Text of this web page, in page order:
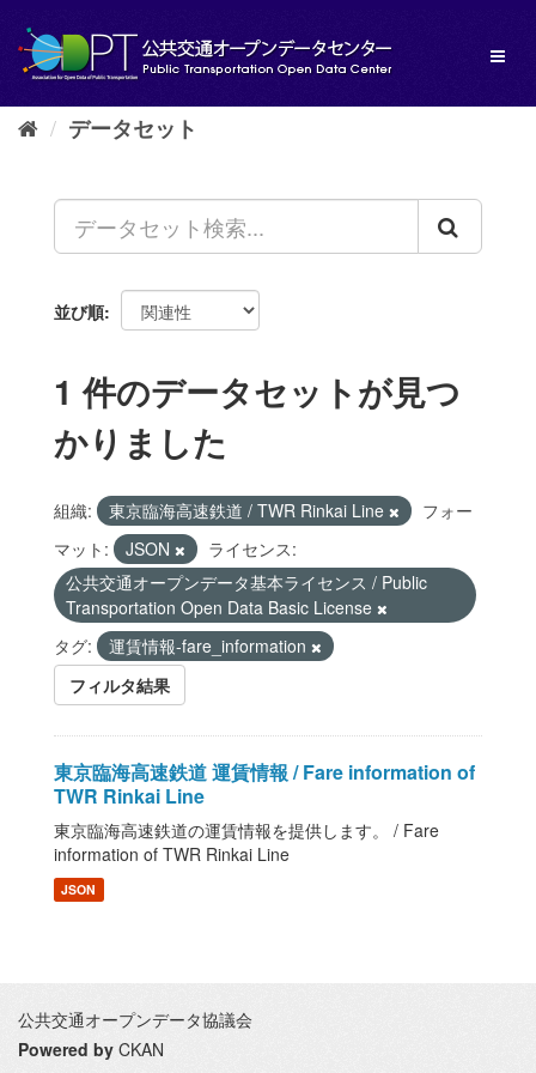
し
データセット
並び順
1 件のデータセットが見つ
かりました
組織: 東京臨海高速鉄道 / TWR Rinkai Line
フォー
マット:
JSON
ライセンス:
公共交通オープンデータ基本ライセンス / Public
Transportation Open Data Basic License
タグ:
運賃情報-fare_information
フィルタ結果
東京臨海高速鉄道 運賃情報 / Fare information of
TWR Rinkai Line
東京臨海高速鉄道の運賃情報を提供します。 / Fare
information of TWR Rinkai Line
JSON
公共交通オープンデータ協議会
Powered by CKAN